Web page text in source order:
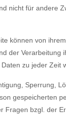
nicht für andere
können von
der Verarbeitung
zu jeder Zeit
Sperrung,
gespeicherten
Fragen bzgl. der